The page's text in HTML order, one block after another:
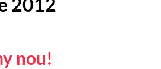
nou!